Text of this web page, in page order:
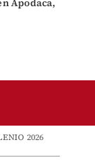
Apodaca,
2026